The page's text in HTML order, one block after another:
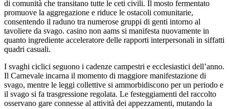
di comunità che transitano tutte le ceti civili. Il mosto fermentato
promuove la aggregazione e riduce le ostacoli comunitarie,
consentendo il raduno tra numerose gruppi di genti intorno al
tavoliere da svago. casino non aams si manifesta nuovamente in
quanto ingrediente acceleratore delle rapporti interpersonali in siffatti
quadri casuali.
I svaghi ciclici seguono i cadenze campestri e ecclesiastici dell’anno.
Il Carnevale incarna il momento di maggiore manifestazione di
svago, mentre le leggi collettive si ammorbidiscono per un periodo e
il svago si fa trasgressione regolata. Le festeggiamenti del raccolto
osservano gare connesse al attività dei appezzamenti, mutando la